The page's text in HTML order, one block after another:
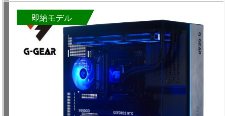
即納モデル